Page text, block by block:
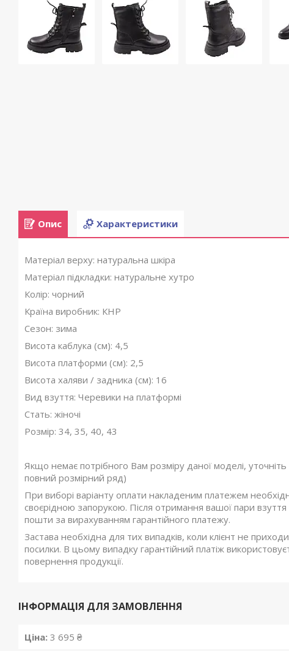
Опис Характеристики
Матеріал верху: натуральна шкіра
Матеріал підкладки: натуральне хутро
Колір: чорний
Країна виробник: КНР
Сезон: зима
Висота каблука (см): 4,5
Висота платформи (см): 2,5
Висота халяви / задника (см): 16
Вид взуття: Черевики на платформі
Стать: жіночі
Розмір: 34, 35, 40, 43
Якщо немає потрібного Вам розміру даної моделі,
повний розмірний ряд)
При виборі варіанту оплати накладеним платежем
своєрідною запорукою. Після отримання вашої пари взуття
пошти за вирахуванням гарантійного платежу.
Застава необхідна для тих випадків, коли клієнт не
посилки. В цьому випадку гарантійний платіж
повернення продукції.
ІНФОРМАЦІЯ ДЛЯ ЗАМОВЛЕННЯ
Ціна: 3 695 ₴